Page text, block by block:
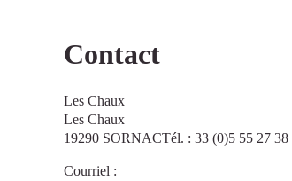
Contact
Les Chaux
Les Chaux
19290 SORNACTél. : 33 (0)5 55 27 38
Courriel :